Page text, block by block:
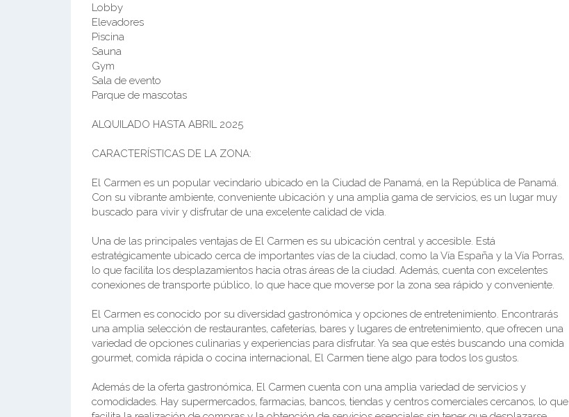
Lobby
Elevadores
Piscina
Sauna
Gym
Sala de evento
Parque de mascotas
ALQUILADO HASTA ABRIL 2025
CARACTERÍSTICAS DE LA ZONA:
El Carmen es un popular vecindario ubicado en la Ciudad de Panamá, en la República de Panamá.
Con su vibrante ambiente, conveniente ubicación y una amplia gama de servicios, es un lugar muy
buscado para vivir y disfrutar de una excelente calidad de vida.
Una de las principales ventajas de El Carmen es su ubicación central y accesible. Está
estratégicamente ubicado cerca de importantes vías de la ciudad, como la Vía España y la Vía Porras,
lo que facilita los desplazamientos hacia otras áreas de la ciudad. Además, cuenta con excelentes
conexiones de transporte público, lo que hace que moverse por la zona sea rápido y conveniente.
El Carmen es conocido por su diversidad gastronómica y opciones de entretenimiento. Encontrarás
una amplia selección de restaurantes, cafeterías, bares y lugares de entretenimiento, que ofrecen una
variedad de opciones culinarias y experiencias para disfrutar. Ya sea que estés buscando una comida
gourmet, comida rápida o cocina internacional, El Carmen tiene algo para todos los gustos.
Además de la oferta gastronómica, El Carmen cuenta con una amplia variedad de servicios y
comodidades. Hay supermercados, farmacias, bancos, tiendas y centros comerciales cercanos, lo que